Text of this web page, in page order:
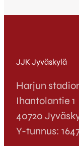
JJK Jyväskylä
Harjun
Ihantolantie 1
40720
Y-tunnus: